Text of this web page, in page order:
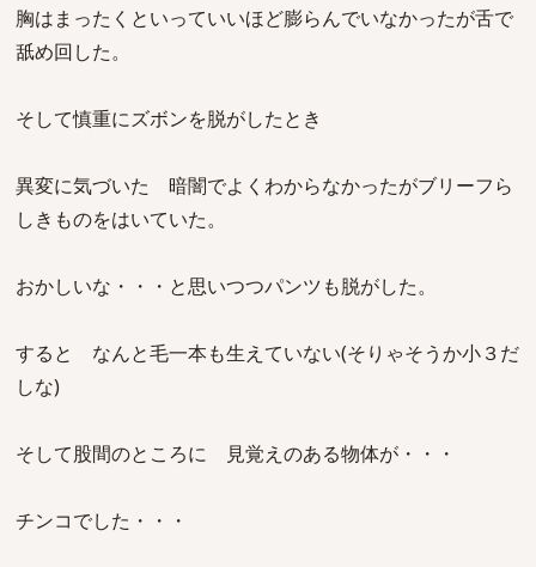
胸はまったくといっていいほど膨らんでいなかったが舌で
舐め回した。
そして慎重にズボンを脱がしたとき
異変に気づいた 暗闇でよくわからなかったがブリーフら
しきものをはいていた。
おかしいな・・・と思いつつパンツも脱がした。
すると なんと毛一本も生えていない(そりゃそうか小３だ
しな)
そして股間のところに 見覚えのある物体が・・・
チンコでした・・・